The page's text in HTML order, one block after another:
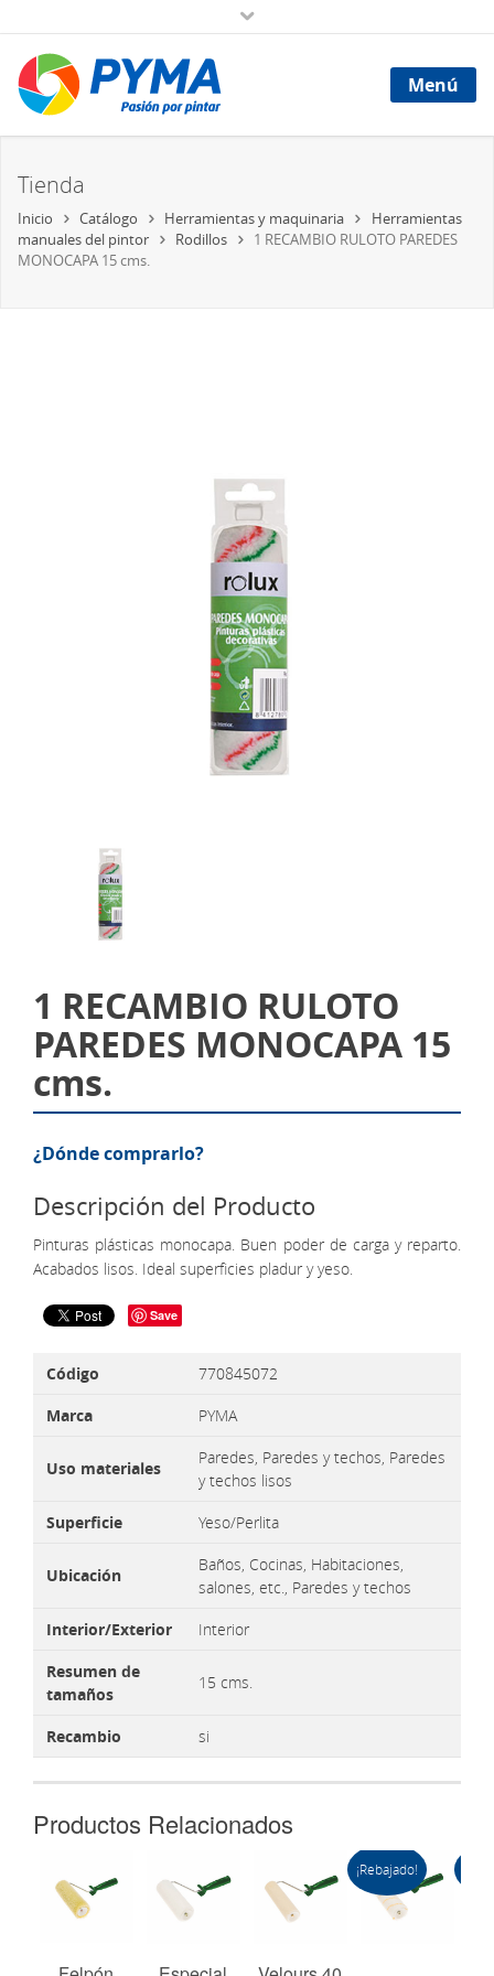
Menú
Tienda
Inicio Catálogo Herramientas y maquinaria
Herramientas
manuales del pintor
Rodillos
1 RECAMBIO RULOTO PAREDES
MONOCAPA 15 cms.
1 RECAMBIO RULOTO
PAREDES MONOCAPA 15
cms.
¿Dónde comprarlo?
Descripción del Producto
Pinturas plásticas monocapa. Buen poder de carga y reparto.
Acabados lisos. Ideal superficies pladur y yeso.
Save
Código
770845072
Marca
PYMA
Uso materiales
Paredes, Paredes y techos, Paredes
y techos lisos
Superficie
Yeso/Perlita
Ubicación
Baños, Cocinas, Habitaciones,
salones, etc., Paredes y techos
Interior/Exterior
Interior
Resumen de
tamaños
15 cms.
Recambio si
Productos Relacionados
¡Rebajado!